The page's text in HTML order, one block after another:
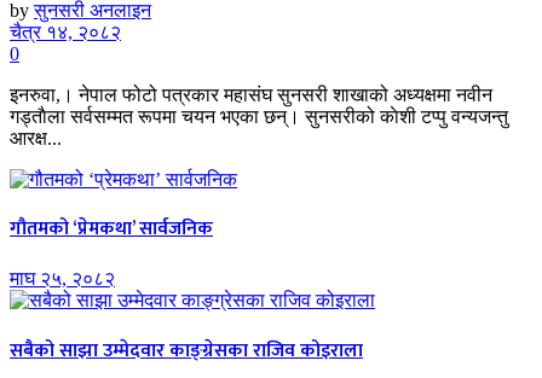
by सुनसरी अनलाइन
चैत्र १४, २०८२
0
इनरुवा,। नेपाल फोटो पत्रकार महासंघ सुनसरी शाखाको अध्यक्षमा नवीन
गड्ताैला सर्वसम्मत रूपमा चयन भएका छन्। सुनसरीको काेशी टप्पु वन्यजन्तु
आरक्ष...
गौतमको ‘प्रेमकथा’ सार्वजनिक
माघ २५, २०८२
सबैको साझा उम्मेदवार काङ्ग्रेसका राजिव कोइराला